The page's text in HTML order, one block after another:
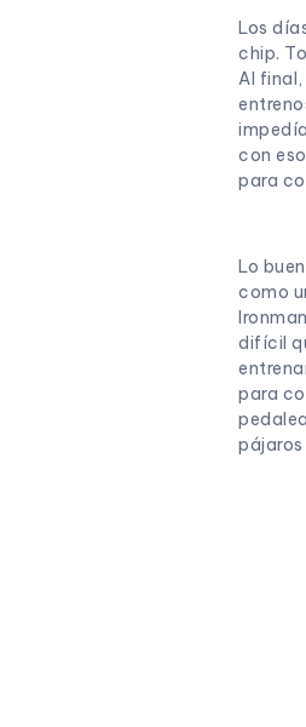
Los
chip.
Al final,
con
para
Lo
como
difícil
para